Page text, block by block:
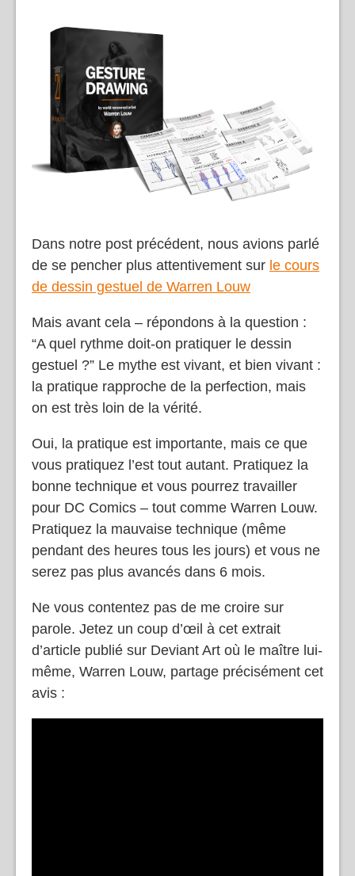
Dans notre post précédent, nous avions parlé
de se pencher plus attentivement sur le cours
de dessin gestuel de Warren Louw
Mais avant cela – répondons à la question :
“A quel rythme doit-on pratiquer le dessin
gestuel ?” Le mythe est vivant, et bien vivant :
la pratique rapproche de la perfection, mais
on est très loin de la vérité.
Oui, la pratique est importante, mais ce que
vous pratiquez l’est tout autant. Pratiquez la
bonne technique et vous pourrez travailler
pour DC Comics – tout comme Warren Louw.
Pratiquez la mauvaise technique (même
pendant des heures tous les jours) et vous ne
serez pas plus avancés dans 6 mois.
Ne vous contentez pas de me croire sur
parole. Jetez un coup d’œil à cet extrait
d’article publié sur Deviant Art où le maître lui-
même, Warren Louw, partage précisément cet
avis :